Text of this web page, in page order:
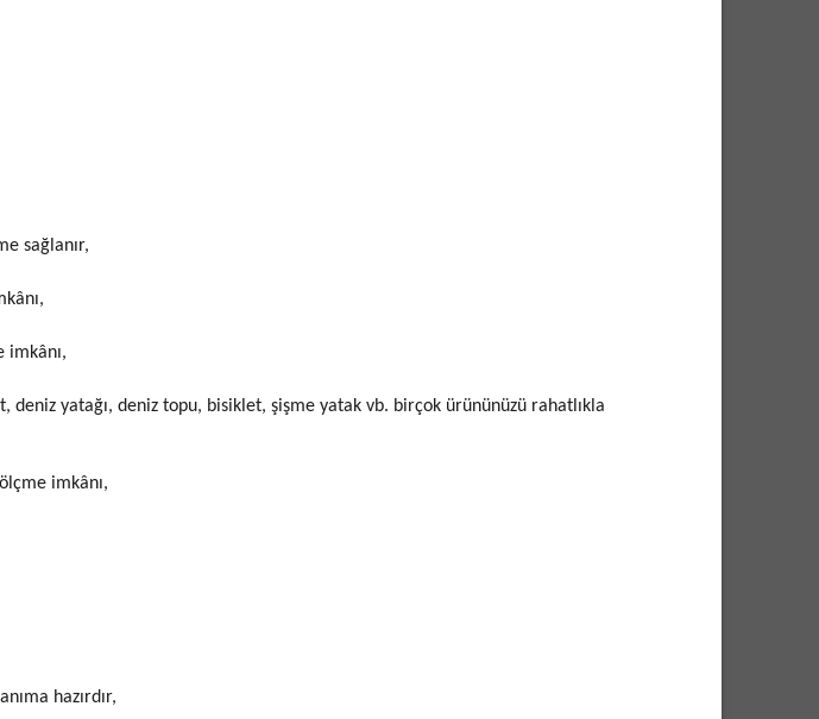
sağlanır,
imkânı,
yatağı, deniz topu, bisiklet, şişme yatak vb. birçok ürününüzü rahatlıkla
imkânı,
hazırdır,